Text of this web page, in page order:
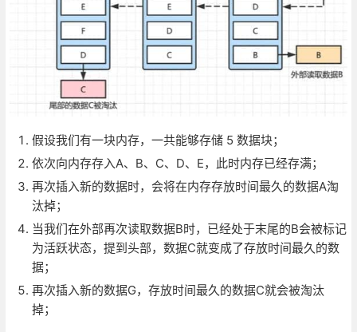
假设我们有一块内存，一共能够存储 5 数据块；
依次向内存存入A、B、C、D、E，此时内存已经存满；
再次插入新的数据时，会将在内存存放时间最久的数据A淘
汰掉；
当我们在外部再次读取数据B时，已经处于末尾的B会被标记
为活跃状态，提到头部，数据C就变成了存放时间最久的数
据；
再次插入新的数据G，存放时间最久的数据C就会被淘汰
掉；